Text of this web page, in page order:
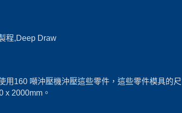
程,Deep Draw
用160 噸沖壓機沖壓這些零件，這些零件模具的
x 2000mm。